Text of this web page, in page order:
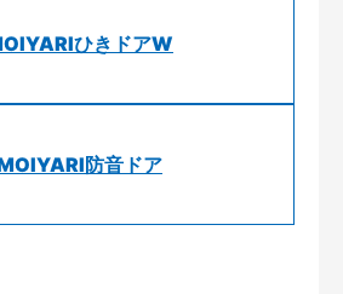
ひきドアW
防音ドア